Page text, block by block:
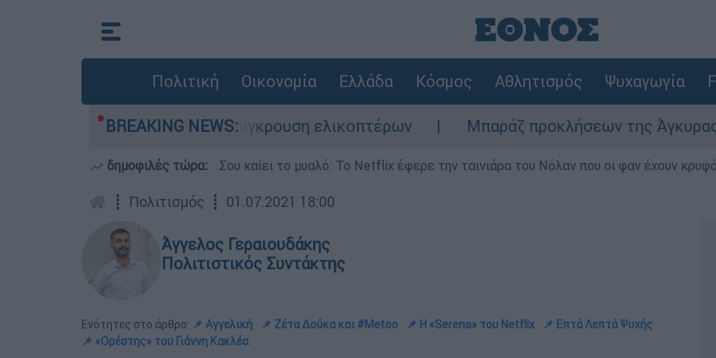
Πολιτική Οικονομία Ελλάδα Κόσμος Αθλητισμός Ψυχαγωγία
BREAKING NEWS:
τη ζωή του στη σύγκρουση ελικοπτέρων Μπαράζ προκλήσεων της Άγκυρας στο
δημοφιλές τώρα: Σου καίει το μυαλό: Το Netflix έφερε την ταινιάρα του Νόλαν που οι φαν έχουν
┋ Πολιτισμός ┋ 01.07.2021 18:00
Άγγελος Γεραιουδάκης
Πολιτιστικός Συντάκτης
Ενότητες στο άρθρο: 📌 Αγγελική 📌 Ζέτα Δούκα και #Metoo 📌 Η «Serena» του Netflix
📌 Επτά Λεπτά Ψυχής
📌 «Ορέστης» του Γιάννη Κακλέα